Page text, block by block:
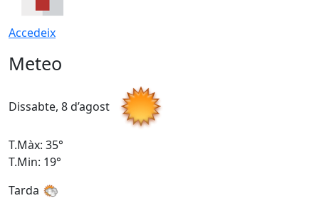
Accedeix
Meteo
Dissabte, 8 d’agost
T.Màx: 35°
T.Min: 19°
Tarda